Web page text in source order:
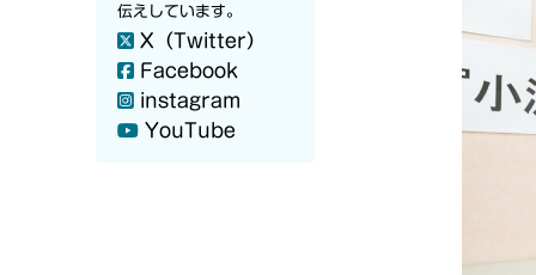
伝えしています。
X（Twitter）
Facebook
instagram
YouTube